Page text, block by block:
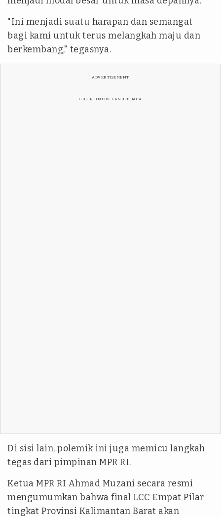
"Ini menjadi suatu harapan dan semangat
bagi kami untuk terus melangkah maju dan
berkembang," tegasnya.
ADVERTISEMENT
GULIR UNTUK LANJUT BACA
Di sisi lain, polemik ini juga memicu langkah
tegas dari pimpinan MPR RI.
Ketua MPR RI Ahmad Muzani secara resmi
mengumumkan bahwa final LCC Empat Pilar
tingkat Provinsi Kalimantan Barat akan